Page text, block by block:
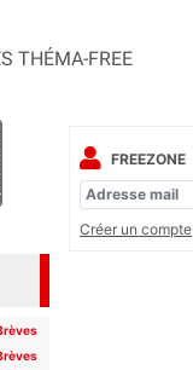
THÉMA-FREE
FREEZONE
Créer un compte